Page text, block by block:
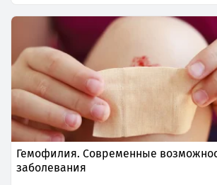
Гемофилия. Современные
заболевания